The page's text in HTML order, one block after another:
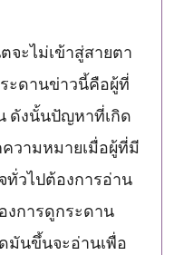
จะไม่เข้าสู่สายตา
ะดานข่าวนี้คือผู้ที่
ดังนั้นปัญหาที่เกิด
วามหมายเมื่อผู้ที่มี
ทั่วไปต้องการอ่าน
งการดูกระดาน
มันขึ้นจะอ่านเพื่อ